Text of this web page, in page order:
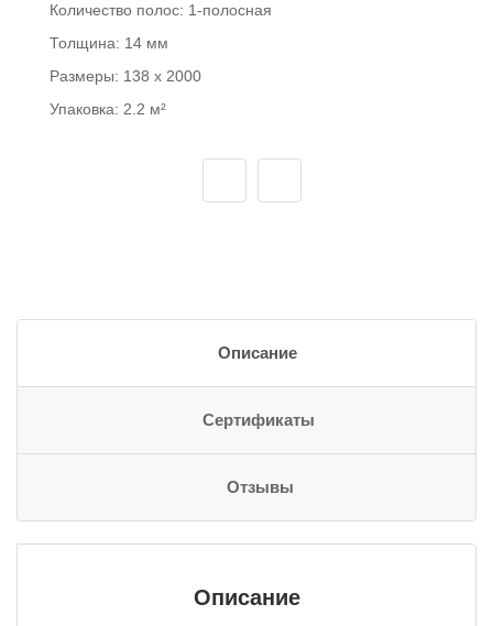
Количество полос: 1-полосная
Толщина: 14 мм
Размеры: 138 x 2000
Упаковка: 2.2 м²
Описание
Сертификаты
Отзывы
Описание